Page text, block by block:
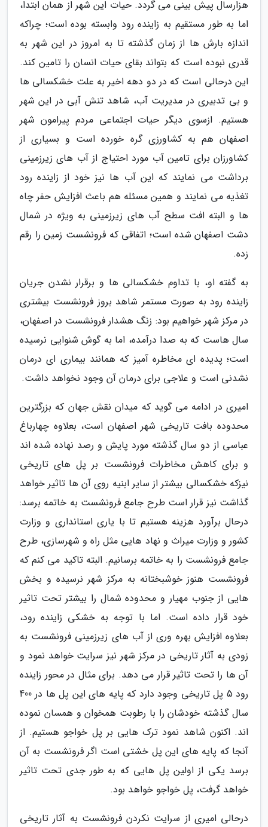
هزارسال پیش بینی می گردد. حیات این شهر از همان ابتدا،
اما به طور مستقیم به زاینده رود وابسته بوده است؛ چراکه
اندازه بارش ها از زمان گذشته تا به امروز در این شهر به
قدری نبوده است که بتواند بقای حیات انسان را تامین کند.
این درحالی است که در دو دهه اخیر به علت خشکسالی ها
و بی تدبیری در مدیریت آب، شاهد تنش آبی در این شهر
هستیم. ازسوی دیگر حیات اجتماعی مردم پیرامون شهر
اصفهان هم به کشاورزی گره خورده است و بسیاری از
کشاورزان برای تامین آب مورد احتیاج از آب های زیرزمینی
برداشت می نمایند که این آب ها نیز خود از زاینده رود
تغذیه می نمایند و همین مسئله هم باعث افزایش حفر چاه
ها و البته افت سطح آب های زیرزمینی به ویژه در شمال
دشت اصفهان شده است؛ اتفاقی که فرونشست زمین را رقم
زده.
به گفته او، با تداوم خشکسالی ها و برقرار نشدن جریان
زاینده رود به صورت مستمر شاهد بروز فرونشست بیشتری
در مرکز شهر خواهیم بود: زنگ هشدار فرونشست در اصفهان،
سال هاست که به صدا درآمده، اما به گوش شنوایی نرسیده
است؛ پدیده ای مخاطره آمیز که همانند بیماری ای درمان
نشدنی است و علاجی برای درمان آن وجود نخواهد داشت.
امیری در ادامه می گوید که میدان نقش جهان که بزرگترین
محدوده بافت تاریخی شهر اصفهان است، بعلاوه چهارباغ
عباسی از دو سال گذشته مورد پایش و رصد نهاده شده اند
و برای کاهش مخاطرات فرونشست بر پل های تاریخی
نیزکه خشکسالی بیشتر از سایر ابنیه روی آن ها تاثیر خواهد
گذاشت نیز قرار است طرح جامع فرونشست به خاتمه برسد:
درحال برآورد هزینه هستیم تا با یاری استانداری و وزارت
کشور و وزارت میراث و نهاد هایی مثل راه و شهرسازی، طرح
جامع فرونشست را به خاتمه برسانیم. البته تاکید می کنم که
فرونشست هنوز خوشبختانه به مرکز شهر نرسیده و بخش
هایی از جنوب مهیار و محدوده شمال را بیشتر تحت تاثیر
خود قرار داده است. اما با توجه به خشکی زاینده رود،
بعلاوه افزایش بهره وری از آب های زیرزمینی فرونشست به
زودی به آثار تاریخی در مرکز شهر نیز سرایت خواهد نمود و
آن ها را تحت تاثیر قرار می دهد. برای مثال در محور زاینده
رود 5 پل تاریخی وجود دارد که پایه های این پل ها در 400
سال گذشته خودشان را با رطوبت همخوان و همسان نموده
اند. اکنون شاهد نمود ترک هایی بر پل خواجو هستیم. از
آنجا که پایه های این پل خشتی است اگر فرونشست به آن
برسد یکی از اولین پل هایی که به طور جدی تحت تاثیر
خواهد گرفت، پل خواجو خواهد بود.
درحالی امیری از سرایت نکردن فرونشست به آثار تاریخی